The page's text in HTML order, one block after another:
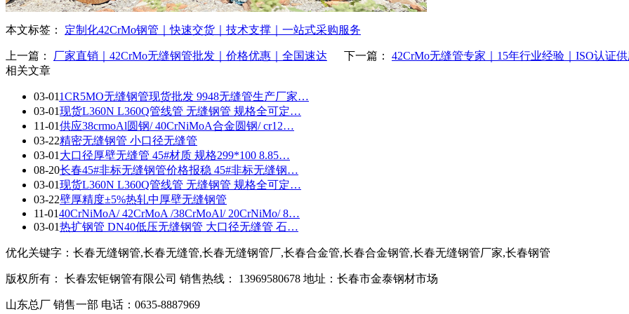
本文标签： 定制化42CrMo钢管｜快速交货｜技术支撑｜一站式采购服务
上一篇： 厂家直销｜42CrMo无缝钢管批发｜价格优惠｜全国速达 下一篇： 42CrMo无缝管专家｜15年行业经验｜ISO认证
相关文章
03-011CR5MO无缝钢管现货批发 9948无缝管生产厂家…
03-01现货L360N L360Q管线管 无缝钢管 规格全可定…
11-01供应38crmoAl圆钢/ 40CrNiMoA合金圆钢/ cr12…
03-22精密无缝钢管 小口径无缝管
03-01 大口径厚壁无缝管 45#材质 规格299*100 8.85…
08-20长春45#非标无缝钢管价格报稳 45#非标无缝钢…
03-01现货L360N L360Q管线管 无缝钢管 规格全可定…
03-22壁厚精度±5%热轧中厚壁无缝钢管
11-0140CrNiMoA/ 42CrMoA /38CrMoAl/ 20CrNiMo/ 8…
03-01热扩钢管 DN40低压无缝钢管 大口径无缝管 石…
优化关键字：长春无缝钢管,长春无缝管,长春无缝钢管厂,长春合金管,长春合金钢管,长春无缝钢管厂家,长春钢管
版权所有： 长春宏钜钢管有限公司 销售热线： 13969580678 地址：长春市金泰钢材市场
山东总厂 销售一部 电话：0635-8887969